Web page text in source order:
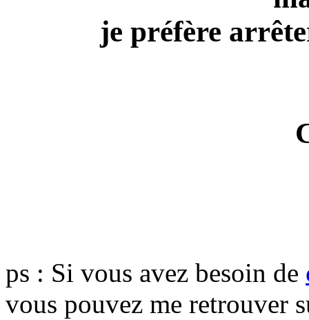
je préfère
ps : Si vous avez besoin de
vous pouvez me retrouver